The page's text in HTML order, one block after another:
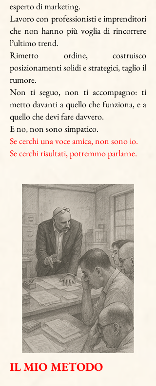
esperto di marketing.
Lavoro con professionisti e imprenditori
che non hanno più voglia di rincorrere
l’ultimo trend.
Rimetto ordine, costruisco
posizionamenti solidi e strategici, taglio il
rumore.
Non ti seguo, non ti accompagno: ti
metto davanti a quello che funziona, e a
quello che devi fare davvero.
E no, non sono simpatico.
Se cerchi una voce amica, non sono io.
Se cerchi risultati, potremmo parlarne.
IL MIO METODO